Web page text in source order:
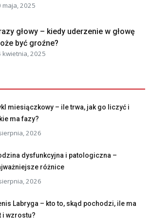
maja, 2025
głowy – kiedy uderzenie w głowę
być groźne?
kwietnia, 2025
miesiączkowy – ile trwa, jak go liczyć i
ma fazy?
2026
dysfunkcyjna i patologiczna –
różnice
2026
Labryga – kto to, skąd pochodzi, ile ma
i wzrostu?